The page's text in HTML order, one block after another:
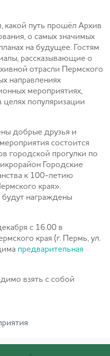
какой путь прошёл Архив
о самых значимых
на будущее. Гостям
рассказывающие о
отрасли Пермского
направлениях
мероприятиях,
популяризации
добрые друзья и
состоится
городской прогулки по
Городские
к 100-летию
края».
награждены
с 16.00 в
края (г. Пермь, ул.
предварительная
взять с собой